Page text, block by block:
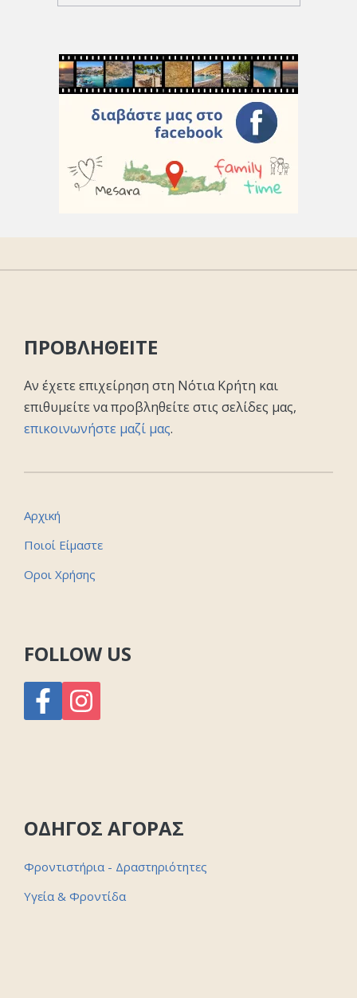
ΠΡΟΒΛΗΘΕΙΤΕ
Αν έχετε επιχείρηση στη Νότια Κρήτη και
επιθυμείτε να προβληθείτε στις σελίδες μας,
επικοινωνήστε μαζί μας.
Αρχική
Ποιοί Είμαστε
Οροι Χρήσης
FOLLOW US
ΟΔΗΓΟΣ ΑΓΟΡΑΣ
Φροντιστήρια - Δραστηριότητες
Υγεία & Φροντίδα